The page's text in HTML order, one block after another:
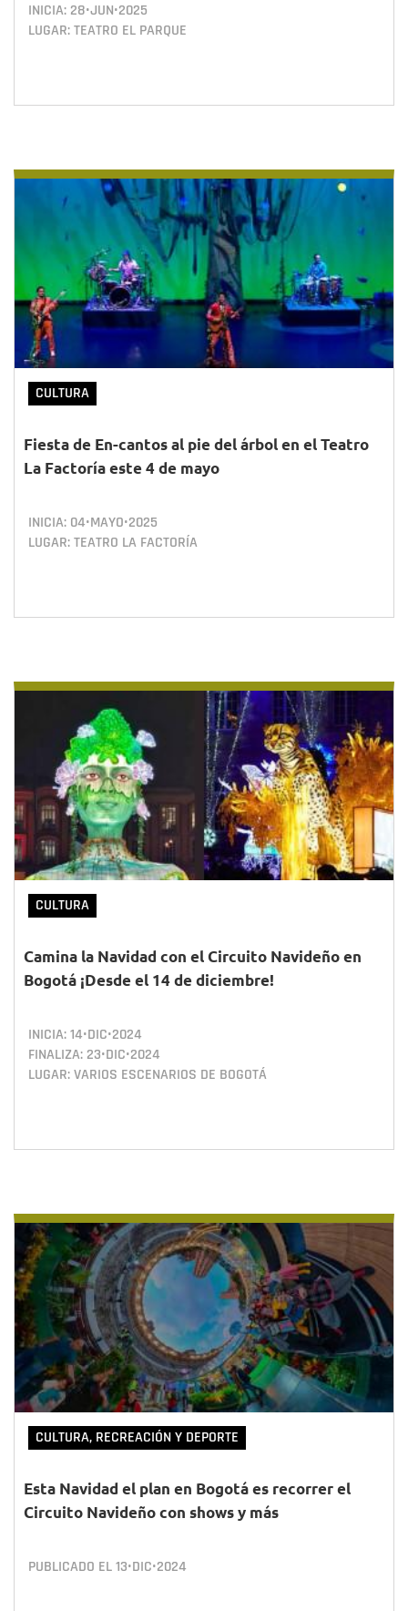
INICIA: 28•JUN•2025
LUGAR: TEATRO EL PARQUE
CULTURA
Fiesta de En-cantos al pie del árbol en el Teatro
La Factoría este 4 de mayo
INICIA: 04•MAYO•2025
LUGAR: TEATRO LA FACTORÍA
CULTURA
Camina la Navidad con el Circuito Navideño en
Bogotá ¡Desde el 14 de diciembre!
INICIA:14•DIC•2024
FINALIZA: 23•DIC•2024
LUGAR: VARIOS ESCENARIOS DE BOGOTÁ
CULTURA, RECREACIÓN Y DEPORTE
Esta Navidad el plan en Bogotá es recorrer el
Circuito Navideño con shows y más
PUBLICADO EL13•DIC•2024